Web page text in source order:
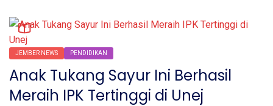
JEMBER NEWS PENDIDIKAN
Anak Tukang Sayur Ini Berhasil
Meraih IPK Tertinggi di Unej